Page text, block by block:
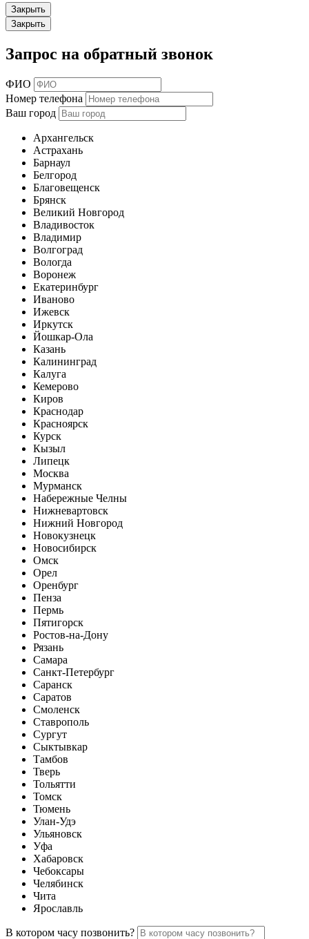
Закрыть
Закрыть
Запрос на обратный звонок
ФИО
Номер телефона
Ваш город
Архангельск
Астрахань
Барнаул
Белгород
Благовещенск
Брянск
Великий Новгород
Владивосток
Владимир
Волгоград
Вологда
Воронеж
Екатеринбург
Иваново
Ижевск
Иркутск
Йошкар-Ола
Казань
Калининград
Калуга
Кемерово
Киров
Краснодар
Красноярск
Курск
Кызыл
Липецк
Москва
Мурманск
Набережные Челны
Нижневартовск
Нижний Новгород
Новокузнецк
Новосибирск
Омск
Орел
Оренбург
Пенза
Пермь
Пятигорск
Ростов-на-Дону
Рязань
Самара
Санкт-Петербург
Саранск
Саратов
Смоленск
Ставрополь
Сургут
Сыктывкар
Тамбов
Тверь
Тольятти
Томск
Тюмень
Улан-Удэ
Ульяновск
Уфа
Хабаровск
Чебоксары
Челябинск
Чита
Ярославль
В котором часу позвонить?